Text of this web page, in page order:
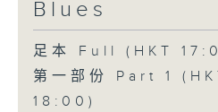
Blues
足本 Full (HKT
第一部份 Part 1
18:00)